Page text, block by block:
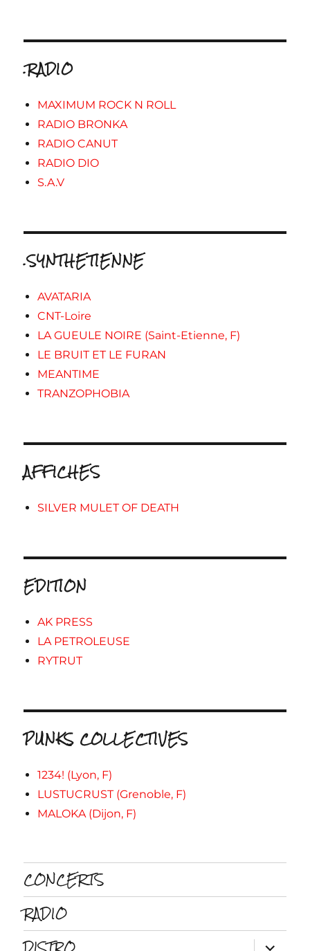
.RADIO
MAXIMUM ROCK N ROLL
RADIO BRONKA
RADIO CANUT
RADIO DIO
S.A.V
.SYNTHETIENNE
AVATARIA
CNT-Loire
LA GUEULE NOIRE (Saint-Etienne, F)
LE BRUIT ET LE FURAN
MEANTIME
TRANZOPHOBIA
AFFICHES
SILVER MULET OF DEATH
EDITION
AK PRESS
LA PETROLEUSE
RYTRUT
PUNKS COLLECTIVES
1234! (Lyon, F)
LUSTUCRUST (Grenoble, F)
MALOKA (Dijon, F)
CONCERTS
RADIO
ouvrir